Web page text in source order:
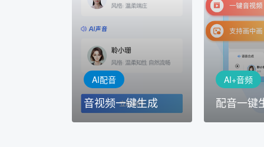
AI配音
音视频一键生成
音视频一键生成
AI+视频：在虚拟"AI演播
键完成音、视频作品的输出
AI+音频
配音一键
AI+音频：基
TTS能力打
工具，输入
人即可一键